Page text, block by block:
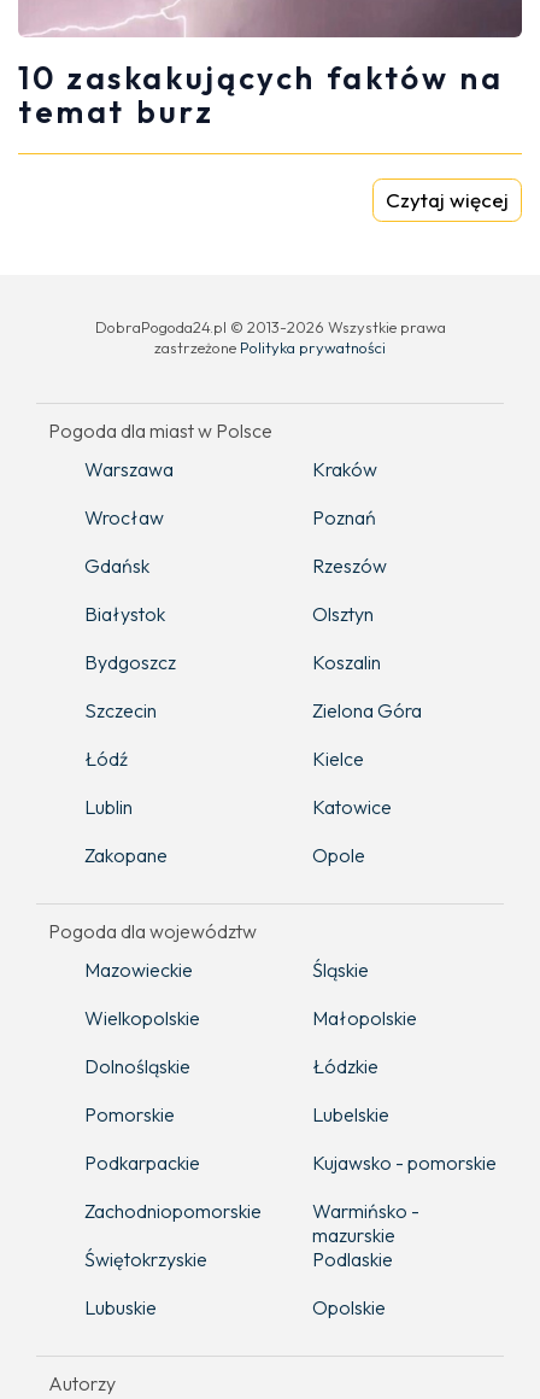
10 zaskakujących faktów na
temat burz
Czytaj więcej
DobraPogoda24.pl © 2013-2026 Wszystkie prawa
zastrzeżone Polityka prywatności
Pogoda dla miast w Polsce
Warszawa
Kraków
Wrocław
Poznań
Gdańsk
Rzeszów
Białystok
Olsztyn
Bydgoszcz
Koszalin
Szczecin
Zielona Góra
Łódź
Kielce
Lublin
Katowice
Zakopane
Opole
Pogoda dla województw
Mazowieckie
Śląskie
Wielkopolskie
Małopolskie
Dolnośląskie
Łódzkie
Pomorskie
Lubelskie
Podkarpackie
Kujawsko - pomorskie
Zachodniopomorskie
Warmińsko -
mazurskie
Świętokrzyskie
Podlaskie
Lubuskie
Opolskie
Autorzy